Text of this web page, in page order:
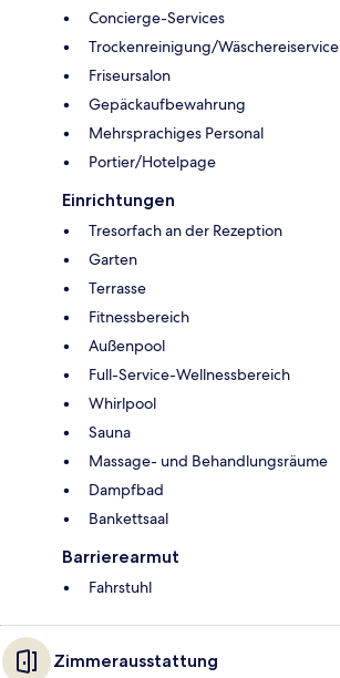
Concierge-Services
Trockenreinigung/Wäschereiservice
Friseursalon
Gepäckaufbewahrung
Mehrsprachiges Personal
Portier/Hotelpage
Einrichtungen
Tresorfach an der Rezeption
Garten
Terrasse
Fitnessbereich
Außenpool
Full-Service-Wellnessbereich
Whirlpool
Sauna
Massage- und Behandlungsräume
Dampfbad
Bankettsaal
Barrierearmut
Fahrstuhl
Zimmerausstattung